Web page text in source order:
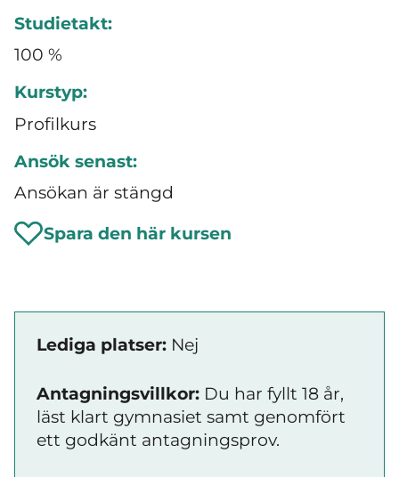
Studietakt:
100 %
Kurstyp:
Profilkurs
Ansök senast:
Ansökan är stängd
Spara den här kursen
Lediga platser: Nej
Antagningsvillkor: Du har fyllt 18 år,
läst klart gymnasiet samt genomfört
ett godkänt antagningsprov.